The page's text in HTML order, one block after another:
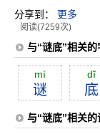
分享到： 更多
阅读(7259次)
与“谜底”相关
mí
谜
dĭ
底
与“谜底”相关的